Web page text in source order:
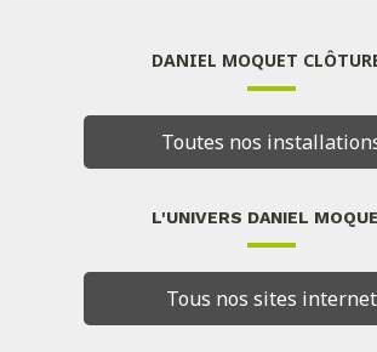
DANIEL MOQUET
Toutes nos
L'UNIVERS DANIEL
Tous nos sites internet